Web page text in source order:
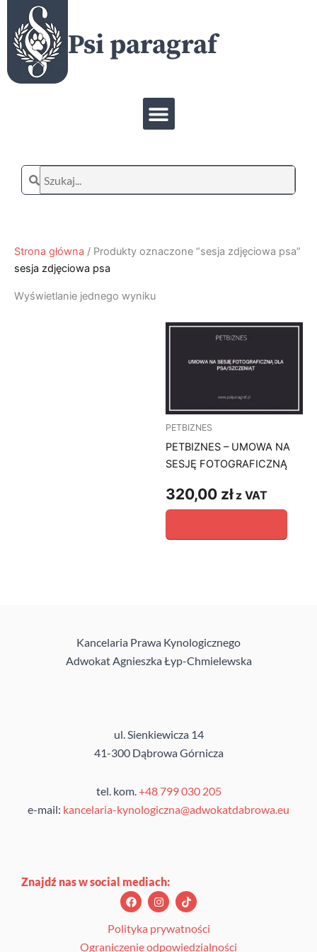
Przejdź
treści
Psi paragraf
Menu
Strona główna / Produkty oznaczone “sesja zdjęciowa psa”
sesja zdjęciowa psa
Wyświetlanie jednego wyniku
PETBIZNES
PETBIZNES – UMOWA NA
SESJĘ FOTOGRAFICZNĄ
320,00 zł z VAT
Kancelaria Prawa Kynologicznego
Adwokat Agnieszka Łyp-Chmielewska
ul. Sienkiewicza 14
41-300 Dąbrowa Górnicza
tel. kom.+48 799 030 205
e-mail: kancelaria-kynologiczna@adwokatdabrowa.eu
Znajdź nas w social mediach:
F
a
c
e
b
o
I
n
s
t
a
g
T
i
k
t
k
Polityka prywatności
Ograniczenie odpowiedzialności